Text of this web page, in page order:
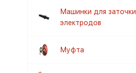
Машинки для заточки
электродов
Муфта